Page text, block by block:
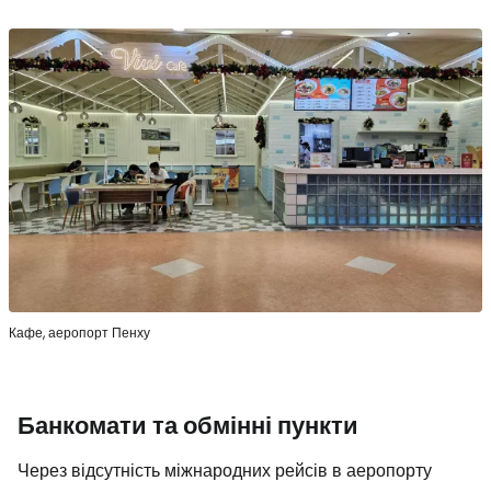
Кафе, аеропорт Пенху
Банкомати та обмінні пункти
Через відсутність міжнародних рейсів в аеропорту